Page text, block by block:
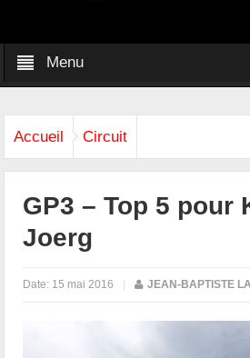
Menu
Accueil Circuit
GP3 – Top 5 pour
Joerg
Date: 15 mai 2016 | JEAN-BAPTISTE